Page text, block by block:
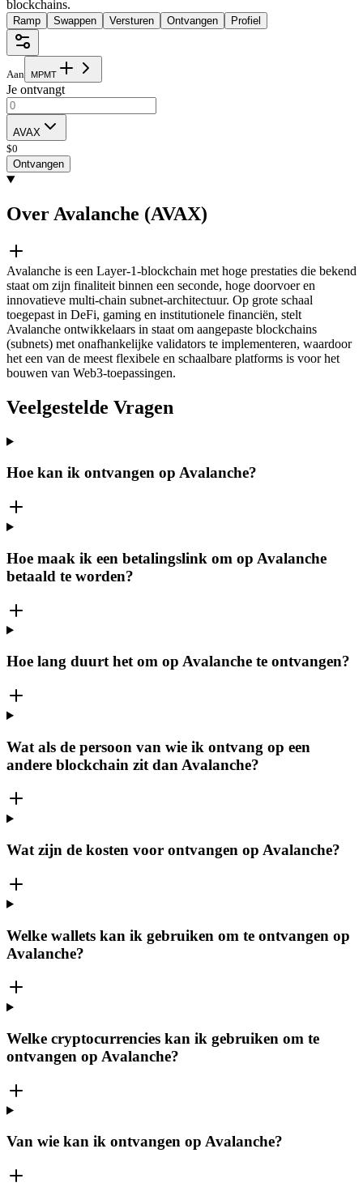
blockchains.
Ramp Swappen Versturen Ontvangen Profiel
Aan MPMT
Je ontvangt
AVAX
$0
Ontvangen
Over Avalanche (AVAX)
Avalanche is een Layer-1-blockchain met hoge prestaties die bekend
staat om zijn finaliteit binnen een seconde, hoge doorvoer en
innovatieve multi-chain subnet-architectuur. Op grote schaal
toegepast in DeFi, gaming en institutionele financiën, stelt
Avalanche ontwikkelaars in staat om aangepaste blockchains
(subnets) met onafhankelijke validators te implementeren, waardoor
het een van de meest flexibele en schaalbare platforms is voor het
bouwen van Web3-toepassingen.
Veelgestelde Vragen
Hoe kan ik ontvangen op Avalanche?
Hoe maak ik een betalingslink om op Avalanche
betaald te worden?
Hoe lang duurt het om op Avalanche te ontvangen?
Wat als de persoon van wie ik ontvang op een
andere blockchain zit dan Avalanche?
Wat zijn de kosten voor ontvangen op Avalanche?
Welke wallets kan ik gebruiken om te ontvangen op
Avalanche?
Welke cryptocurrencies kan ik gebruiken om te
ontvangen op Avalanche?
Van wie kan ik ontvangen op Avalanche?